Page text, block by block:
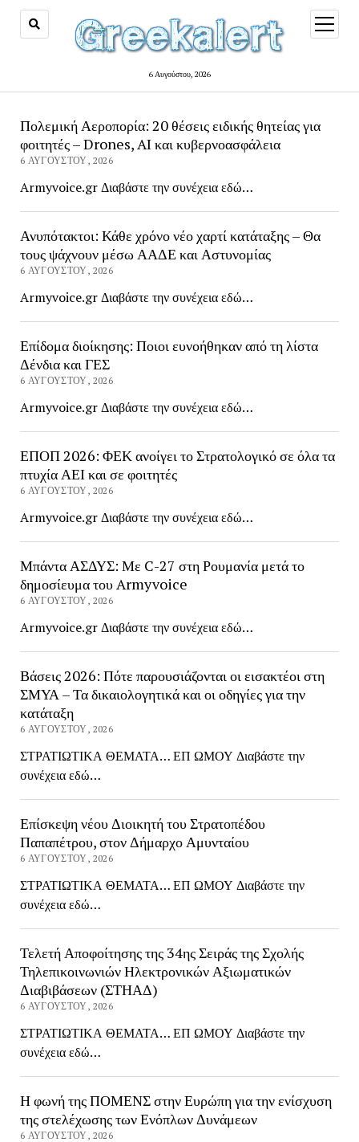
6 Αυγούστου, 2026
open
menu
greekalert
Πολεμική Αεροπορία: 20 θέσεις ειδικής θητείας για
φοιτητές – Drones, AI και κυβερνοασφάλεια
6 ΑΥΓΟΎΣΤΟΥ, 2026
Armyvoice.gr Διαβάστε την συνέχεια εδώ…
Ανυπότακτοι: Κάθε χρόνο νέο χαρτί κατάταξης – Θα
τους ψάχνουν μέσω ΑΑΔΕ και Αστυνομίας
6 ΑΥΓΟΎΣΤΟΥ, 2026
Armyvoice.gr Διαβάστε την συνέχεια εδώ…
Επίδομα διοίκησης: Ποιοι ευνοήθηκαν από τη λίστα
Δένδια και ΓΕΣ
6 ΑΥΓΟΎΣΤΟΥ, 2026
Armyvoice.gr Διαβάστε την συνέχεια εδώ…
ΕΠΟΠ 2026: ΦΕΚ ανοίγει το Στρατολογικό σε όλα τα
πτυχία ΑΕΙ και σε φοιτητές
6 ΑΥΓΟΎΣΤΟΥ, 2026
Armyvoice.gr Διαβάστε την συνέχεια εδώ…
Μπάντα ΑΣΔΥΣ: Με C-27 στη Ρουμανία μετά το
δημοσίευμα του Armyvoice
6 ΑΥΓΟΎΣΤΟΥ, 2026
Armyvoice.gr Διαβάστε την συνέχεια εδώ…
Βάσεις 2026: Πότε παρουσιάζονται οι εισακτέοι στη
ΣΜΥΑ – Τα δικαιολογητικά και οι οδηγίες για την
κατάταξη
6 ΑΥΓΟΎΣΤΟΥ, 2026
ΣΤΡΑΤΙΩΤΙΚΑ ΘΕΜΑΤΑ… ΕΠ ΩΜΟΥ Διαβάστε την
συνέχεια εδώ…
Επίσκεψη νέου Διοικητή του Στρατοπέδου
Παπαπέτρου, στον Δήμαρχο Αμυνταίου
6 ΑΥΓΟΎΣΤΟΥ, 2026
ΣΤΡΑΤΙΩΤΙΚΑ ΘΕΜΑΤΑ… ΕΠ ΩΜΟΥ Διαβάστε την
συνέχεια εδώ…
Τελετή Αποφοίτησης της 34ης Σειράς της Σχολής
Τηλεπικοινωνιών Ηλεκτρονικών Αξιωματικών
Διαβιβάσεων (ΣΤΗΑΔ)
6 ΑΥΓΟΎΣΤΟΥ, 2026
ΣΤΡΑΤΙΩΤΙΚΑ ΘΕΜΑΤΑ… ΕΠ ΩΜΟΥ Διαβάστε την
συνέχεια εδώ…
Η φωνή της ΠΟΜΕΝΣ στην Ευρώπη για την ενίσχυση
της στελέχωσης των Ενόπλων Δυνάμεων
6 ΑΥΓΟΎΣΤΟΥ, 2026